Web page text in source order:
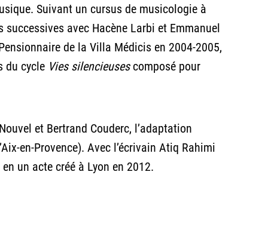
Suivant un cursus de musicologie à
avec Hacène Larbi et Emmanuel
de la Villa Médicis en 2004-2005,
du cycle Vies silencieusescomposé pour
et Bertrand Couderc, l’adaptation
en-Provence). Avec l’écrivain Atiq Rahimi
un acte créé à Lyon en 2012.